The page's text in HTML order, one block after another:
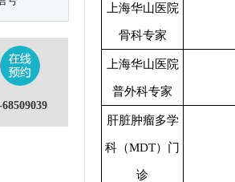
上海华山医院
骨科专家
上海华山医院
普外科专家
肝脏肿瘤多学
科（MDT）门
诊